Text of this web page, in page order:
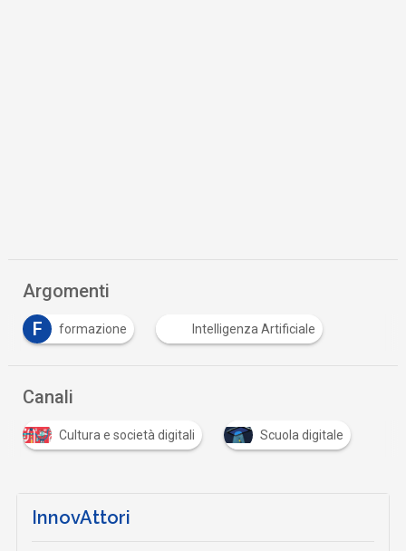
Argomenti
F
formazione Intelligenza Artificiale
Canali
Cultura e società digitali Scuola digitale
InnovAttori